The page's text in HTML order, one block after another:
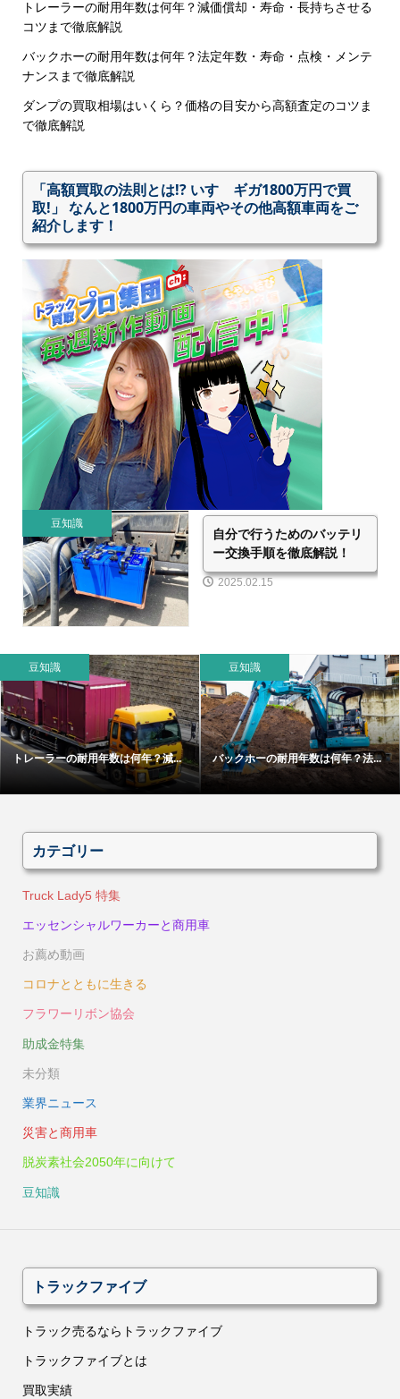
豆知識
自分で行うためのバッテリ
ー交換手順を徹底解説！
2025.02.15
トレーラーの耐用年数は何年？減価償却・寿命・長持ちさせる
コツまで徹底解説
バックホーの耐用年数は何年？法定年数・寿命・点検・メンテ
ナンスまで徹底解説
ダンプの買取相場はいくら？価格の目安から高額査定のコツま
で徹底解説
「高額買取の法則とは!? いすゞギガ1800万円で買
取!」 なんと1800万円の車両やその他高額車両をご
紹介します！
豆知識
トレーラーの耐用年数は何年？減...
豆知識
バックホーの耐用年数は何年？法...
カテゴリー
Truck Lady5 特集
エッセンシャルワーカーと商用車
お薦め動画
コロナとともに生きる
フラワーリボン協会
助成金特集
未分類
業界ニュース
災害と商用車
脱炭素社会2050年に向けて
豆知識
トラックファイブ
トラック売るならトラックファイブ
トラックファイブとは
買取実績